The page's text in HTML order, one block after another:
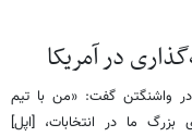
در آمریکا
واشنگتن گفت: «من با تیم
ما در انتخابات، [اپل]